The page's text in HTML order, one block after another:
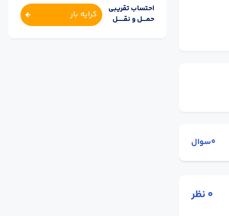
0سوال
0نظر
احتساب تقریبی
حمــــل و نقــــــل
کرایه بار